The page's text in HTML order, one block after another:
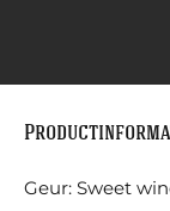
Geur: Sweet